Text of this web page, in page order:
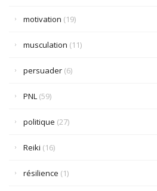
motivation (19)
musculation (11)
persuader (6)
PNL (59)
politique (27)
Reiki (16)
résilience (1)